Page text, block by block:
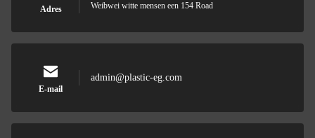
Adres
Weibwei witte mensen een 154 Road
E-mail
admin@plastic-eg.com